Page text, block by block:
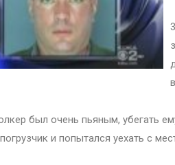
был очень пьяным, убегать
и попытался уехать с